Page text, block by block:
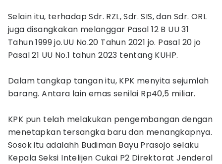
Selain itu, terhadap Sdr. RZL, Sdr. SIS, dan Sdr. ORL
juga disangkakan melanggar Pasal 12 B UU 31
Tahun 1999 jo.UU No.20 Tahun 2021 jo. Pasal 20 jo
Pasal 21 UU No.1 tahun 2023 tentang KUHP.
Dalam tangkap tangan itu, KPK menyita sejumlah
barang. Antara lain emas senilai Rp40,5 miliar.
KPK pun telah melakukan pengembangan dengan
menetapkan tersangka baru dan menangkapnya.
Sosok itu adalahh Budiman Bayu Prasojo selaku
Kepala Seksi Intelijen Cukai P2 Direktorat Jenderal